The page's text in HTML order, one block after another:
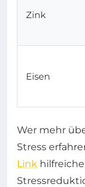
Zink
Eisen
Wer mehr
Stress
Link